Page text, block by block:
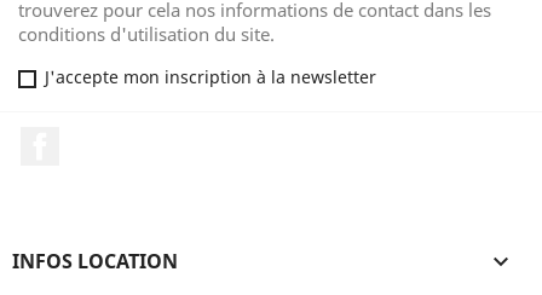
trouverez pour cela nos informations de contact dans les
conditions d'utilisation du site.
J'accepte mon inscription à la newsletter
INFOS LOCATION 